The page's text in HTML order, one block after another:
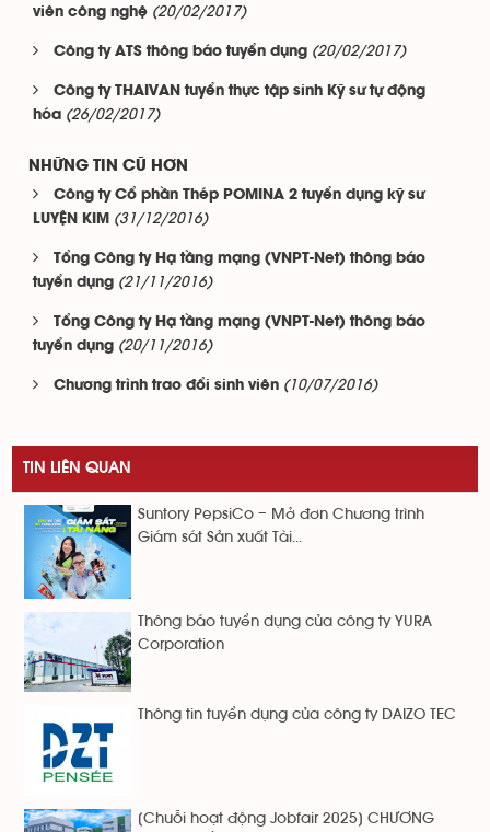
viên công nghệ (20/02/2017)
Công ty ATS thông báo tuyển dụng (20/02/2017)
Công ty THAIVAN tuyển thực tập sinh Kỹ sư tự động
hóa (26/02/2017)
NHỮNG TIN CŨ HƠN
Công ty Cổ phần Thép POMINA 2 tuyển dụng kỹ sư
LUYỆN KIM (31/12/2016)
Tổng Công ty Hạ tầng mạng (VNPT-Net) thông báo
tuyển dụng (21/11/2016)
Tổng Công ty Hạ tầng mạng (VNPT-Net) thông báo
tuyển dụng (20/11/2016)
Chương trình trao đổi sinh viên (10/07/2016)
TIN LIÊN QUAN
Suntory PepsiCo – Mở đơn Chương trình
Giám sát Sản xuất Tài...
Thông báo tuyển dụng của công ty YURA
Corporation
Thông tin tuyển dụng của công ty DAIZO TEC
[Chuỗi hoạt động Jobfair 2025] CHƯƠNG